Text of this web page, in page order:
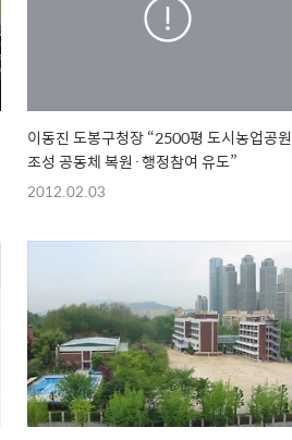
이동진 도봉구청장 “2500평 도시농업공원
조성 공동체 복원·행정참여 유도”
2012.02.03